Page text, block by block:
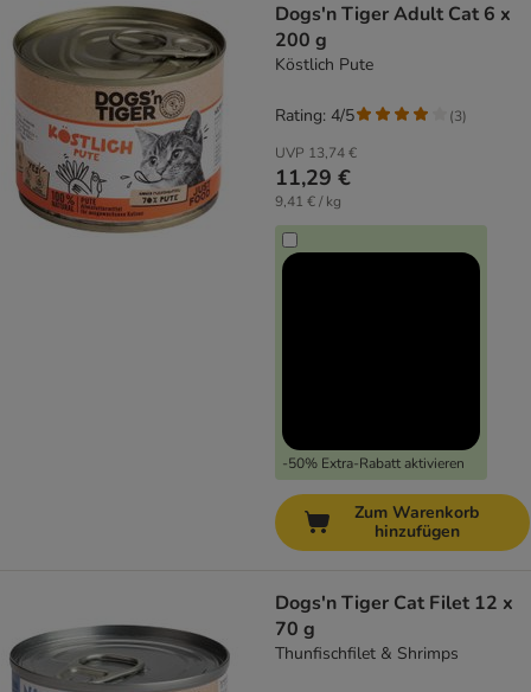
Dogs'n Tiger Adult Cat 6 x
200 g
Köstlich Pute
UVP 13,74 €
11,29 €
9,41 € / kg
-50% Extra-Rabatt aktivieren
Rating: 4/5 (3)
Zum Warenkorb
hinzufügen
Dogs'n Tiger Cat Filet 12 x
70 g
Thunfischfilet & Shrimps